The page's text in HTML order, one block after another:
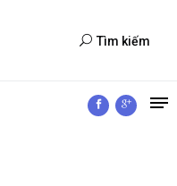
Tìm kiếm